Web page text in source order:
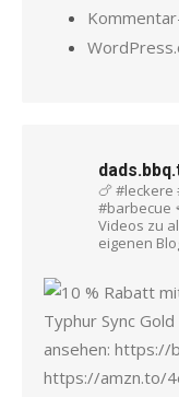
🍗 #leckere
#barbecue
Videos zu
eigenen